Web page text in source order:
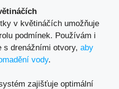
v květináčích umožňuje
podmínek. Používám i
s drenážními otvory, aby
vody.
zajišťuje optimální